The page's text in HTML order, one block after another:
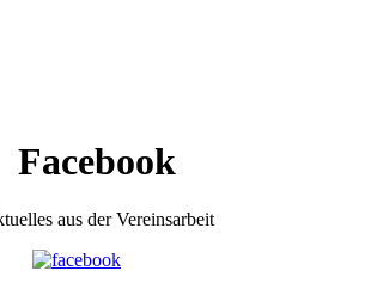
Facebook
aus der Vereinsarbeit